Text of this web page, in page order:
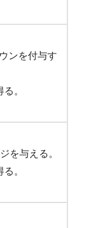
ンを付与す
。
を与える。
。